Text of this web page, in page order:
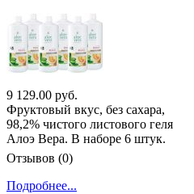
9 129.00 руб.
Фруктовый вкус, без сахара,
98,2% чистого листового геля
Алоэ Вера. В наборе 6 штук.
Отзывов (0)
Подробнее...